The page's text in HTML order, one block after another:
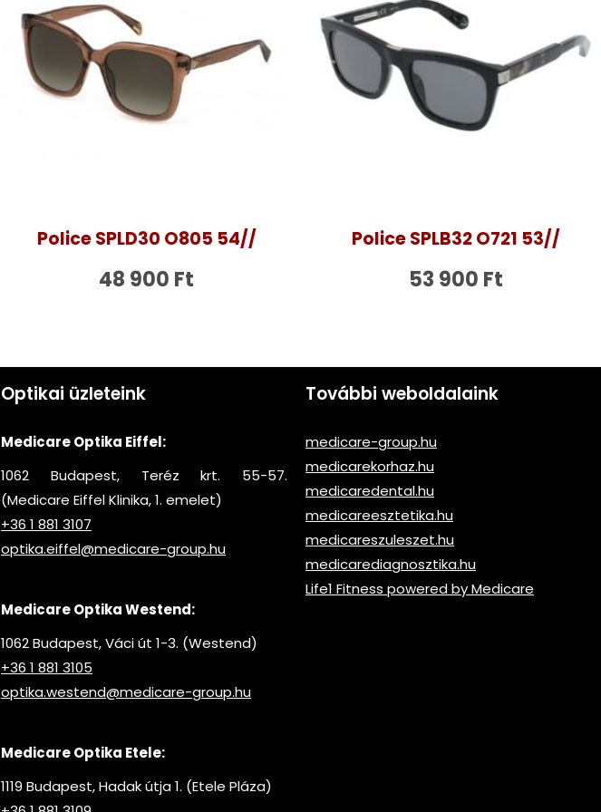
Police SPLD30 O805 54//
48 900 Ft
Police SPLB32 O721 53//
53 900 Ft
Optikai üzleteink
Medicare Optika Eiffel:
1062 Budapest, Teréz krt. 55-57.
(Medicare Eiffel Klinika, 1. emelet)
+36 1 881 3107
optika.eiffel@medicare-group.hu
Medicare Optika Westend:
1062 Budapest, Váci út 1-3. (Westend)
+36 1 881 3105
optika.westend@medicare-group.hu
Medicare Optika Etele:
1119 Budapest, Hadak útja 1. (Etele Pláza)
További weboldalaink
medicare-group.hu
medicarekorhaz.hu
medicaredental.hu
medicareesztetika.hu
medicareszuleszet.hu
medicarediagnosztika.hu
Life1 Fitness powered by Medicare